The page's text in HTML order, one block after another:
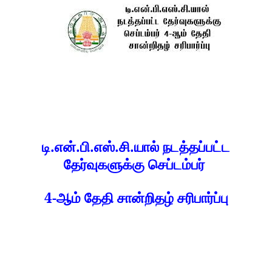
டி.என்.பி.எஸ்.சி.யால் நடத்தப்பட்ட
தேர்வுகளுக்கு செப்டம்பர்
4-ஆம் தேதி சான்றிதழ் சரிபார்ப்பு